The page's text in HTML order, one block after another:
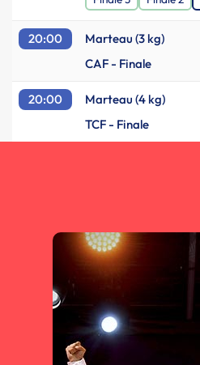
20:00 Marteau (3 kg)
CAF - Finale
20:00 Marteau (4 kg)
TCF - Finale